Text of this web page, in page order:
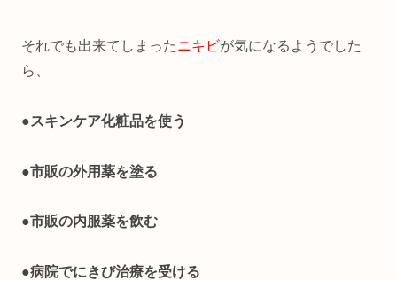
それでも出来てしまったニキビが気になるようでした
ら、
●スキンケア化粧品を使う
●市販の外用薬を塗る
●市販の内服薬を飲む
●病院でにきび治療を受ける